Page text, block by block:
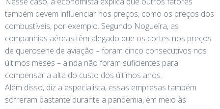
também devem influenciar nos preços, como os preços dos
combustíveis, por exemplo. Segundo Nogueira, as
companhias aéreas têm alegado que os cortes nos preços
de querosene de aviação – foram cinco consecutivos nos
últimos meses – ainda não foram suficientes para
compensar a alta do custo dos últimos anos.
Além disso, diz a especialista, essas empresas também
sofreram bastante durante a pandemia, em meio às